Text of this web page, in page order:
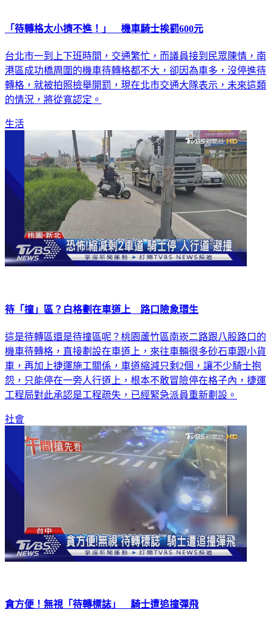
「待轉格太小擠不進！」 機車騎士挨罰600元
台北市一到上下班時間，交通繁忙，而議員接到民眾陳情，南
港區成功橋周圍的機車待轉格都不大，卻因為車多，沒停進待
轉格，就被拍照檢舉開罰，現在北市交通大隊表示，未來這類
的情況，將從寬認定。
生活
待「撞」區？白格劃在車道上 路口險象環生
這是待轉區還是待撞區呢？桃園蘆竹區南崁二路跟八股路口的
機車待轉格，直接劃設在車道上，來往車輛很多砂石車跟小貨
車，再加上捷運施工關係，車道縮減只剩2個，讓不少騎士抱
怨，只能停在一旁人行道上，根本不敢冒險停在格子內，捷運
工程局對此承認是工程疏失，已經緊急派員重新劃設。
社會
貪方便！無視「待轉標誌」 騎士遭追撞彈飛